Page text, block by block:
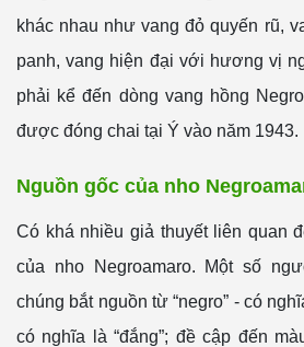
khác nhau như vang đỏ quyến rũ,
panh, vang hiện đại với hương vị
phải kể đến dòng vang hồng
được đóng chai tại Ý vào năm 1943.
Nguồn gốc của nho
Có khá nhiều giả thuyết liên quan
của nho Negroamaro. Một số
chúng bắt nguồn từ “negro” - có
có nghĩa là “đắng”; đề cập đến